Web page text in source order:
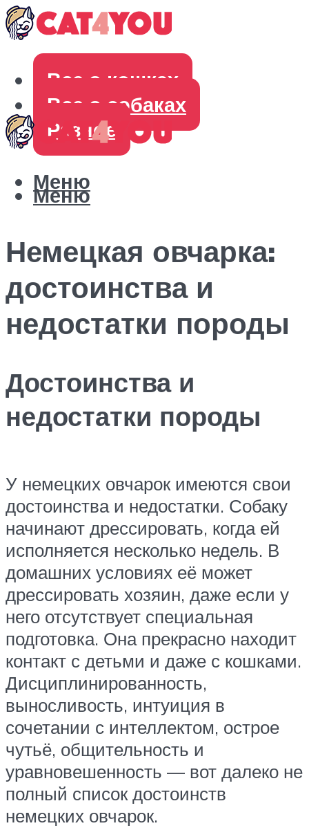
Все о кошках
Все о собаках
Разное
Меню
Меню
Немецкая овчарка:
достоинства и
недостатки породы
Достоинства и
недостатки породы
У немецких овчарок имеются свои
достоинства и недостатки. Собаку
начинают дрессировать, когда ей
исполняется несколько недель. В
домашних условиях её может
дрессировать хозяин, даже если у
него отсутствует специальная
подготовка. Она прекрасно находит
контакт с детьми и даже с кошками.
Дисциплинированность,
выносливость, интуиция в
сочетании с интеллектом, острое
чутьё, общительность и
уравновешенность — вот далеко не
полный список достоинств
немецких овчарок.